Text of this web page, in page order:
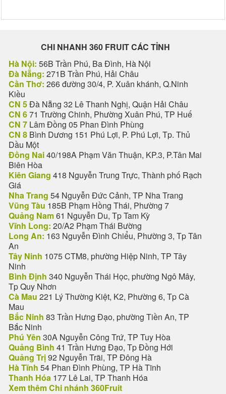
CHI NHANH 360 FRUIT CÁC TỈNH
Hà Nội: 56B Trần Phú, Ba Đình, Hà Nội
Đà Nẵng: 271B Trần Phú, Hải Châu
Cần Thơ: 266 đường 30/4, P. Xuân khánh, Q.Ninh
Kiều
CN 5Đà Nẵng 32 Lê Thanh Nghị, Quận Hải Châu
CN 671 Trường Chinh, Phường Xuân Phú, TP Huế
CN 7 Lâm Đồng 05 Phan Đình Phùng
CN 8 Bình Dương 151 Phú Lợi, P. Phú Lợi, Tp. Thủ
Dầu Một
Đồng Nai40/198A Phạm Văn Thuận, KP.3, P.Tân Mai
Biên Hòa
Kiên Giang 418 Nguyễn Trung Trực, Thành phố Rạch
Giá
Nha Trang 54 Nguyễn Đức Cảnh, TP Nha Trang
Vũng Tàu 185B Phạm Hồng Thái, Phường 7
Quảng Nam61 Nguyễn Du, Tp Tam Kỳ
Vĩnh Long: 20/A2 Phạm Thái Bường
Long An: 163 Nguyễn Đình Chiểu, Phường 3, Tp Tân
An
Tây Ninh 1075 CTM8, phường Hiệp Ninh, TP Tây
Ninh
Bình Định 340 Nguyễn Thái Học, phường Ngô Mây,
Tp Quy Nhơn
Cà Mau 221 Lý Thường Kiệt, K2, Phường 6, Tp Cà
Mau
Bắc Ninh 83 Trần Hưng Đạo, phường Tiền An, TP
Bắc Ninh
Phú Yên 30A Nguyễn Công Trứ, TP Tuy Hòa
Quảng Bình 41 Trần Hưng Đạo, Tp Đồng Hới
Quảng Trị92 Nguyễn Trãi, TP Đông Hà
Hà Tĩnh 54 Phan Đình Phùng, TP Hà Tĩnh
Thanh Hóa 177 Lê Lai, TP Thanh Hóa
Xem thêm Chi nhánh 360Fruit